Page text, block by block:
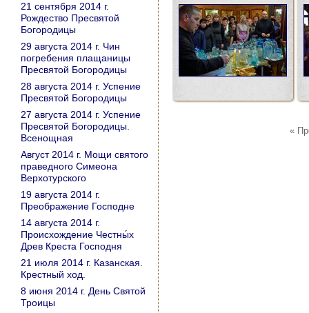
«
21 сентября 2014 г.
Рождество Пресвятой
Богородицы
29 августа 2014 г. Чин
погребения плащаницы
Пресвятой Богородицы
28 августа 2014 г. Успение
Пресвятой Богородицы
27 августа 2014 г. Успение
Пресвятой Богородицы.
Всенощная
Август 2014 г. Мощи святого
праведного Симеона
Верхотурского
19 августа 2014 г.
Преображение Господне
14 августа 2014 г.
Происхождение Честны́х
Древ Креста Господня
21 июля 2014 г. Казанская.
Крестный ход.
8 июня 2014 г. День Святой
Троицы